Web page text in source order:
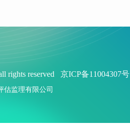
关于贯..
rights reserved 京ICP备11004307号
估监理有限公司